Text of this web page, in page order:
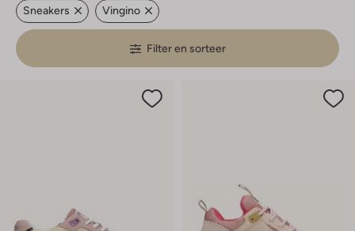
Sneakers Vingino
Filter en sorteer